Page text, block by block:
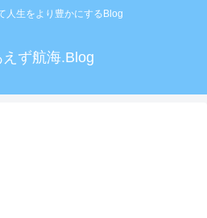
人生をより豊かにするBlog
えず航海.Blog